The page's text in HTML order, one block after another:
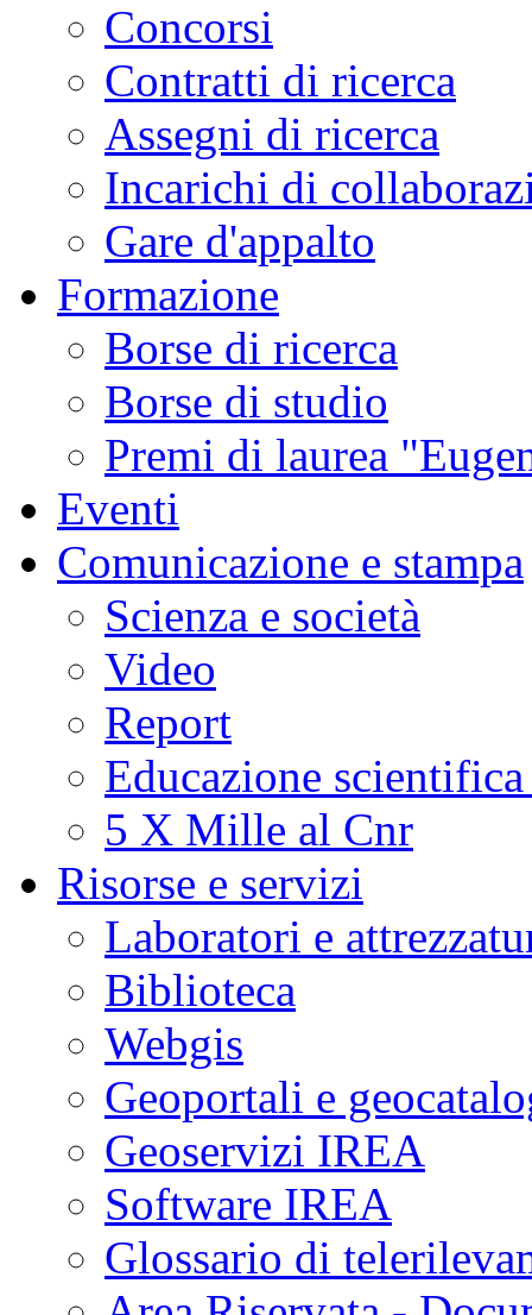
Concorsi
Contratti di ricerca
Assegni di ricerca
Incarichi di
Gare d'appalto
Formazione
Borse di ricerca
Borse di studio
Premi di laurea
Eventi
Comunicazione e stampa
Scienza e società
Video
Report
Educazione
5 X Mille al Cnr
Risorse e servizi
Laboratori e
Biblioteca
Webgis
Geoportali e
Geoservizi IREA
Software IREA
Glossario di